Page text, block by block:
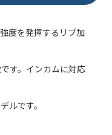
度を発揮するリブ加
す。インカムに対応
ルです。